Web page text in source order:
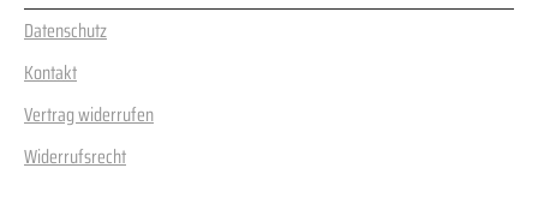
Datenschutz
Kontakt
Vertrag widerrufen
Widerrufsrecht